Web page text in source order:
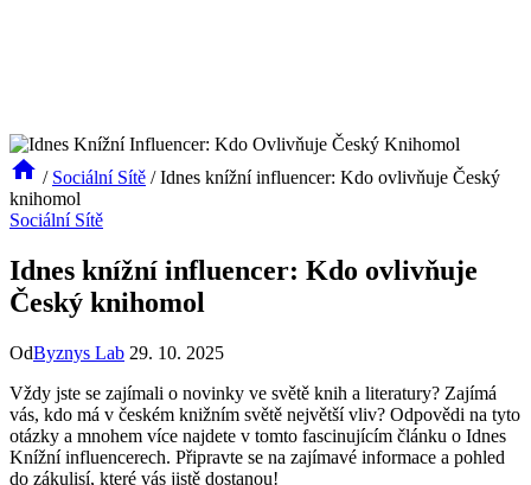
/ Sociální Sítě / Idnes knížní influencer: Kdo ovlivňuje Český
knihomol
Sociální Sítě
Idnes knížní influencer: Kdo ovlivňuje
Český knihomol
OdByznys Lab 29. 10. 2025
Vždy jste se zajímali ⁢o novinky ve světě ⁣knih a literatury? Zajímá
vás, kdo má v českém knižním světě největší vliv? Odpovědi na tyto
otázky a mnohem více najdete v tomto fascinujícím článku o Idnes
Knížní influencerech. Připravte se na zajímavé informace a pohled
do zákulisí, ⁢které vás ‍jistě dostanou!